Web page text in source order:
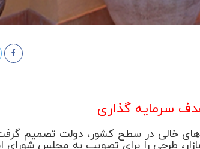
های خالی در سطح کشور، دولت تصمیم
طرحی را برای تصویب به مجلس شورای